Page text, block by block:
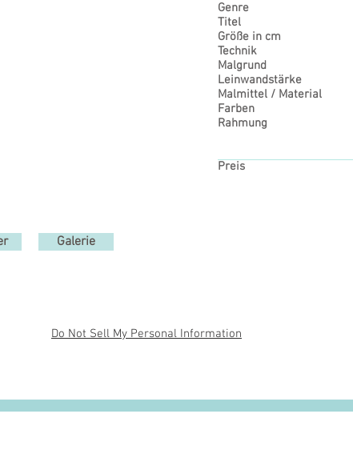
Galerie
Genre
Titel
Größe in cm
Technik
Malgrund
Leinwandstärke
Malmittel / Material
Farben
Rahmung
Preis
Do Not Sell My Personal Information